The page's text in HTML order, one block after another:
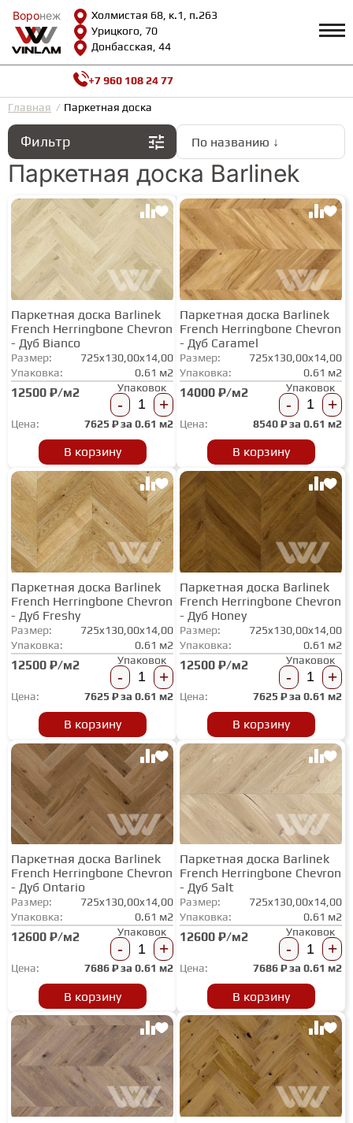
Воронеж
Холмистая 68, к.1, п.263
Урицкого, 70
Донбасская, 44
Воронеж
КАТАЛОГ Профиль
Доставка и оплата
Возврат и гарантии
Сотрудничество
Вопросы и ответы
Видеообзоры
Полезная информация
Как выбрать
Калькулятор
О нас
Контакты
ВИНИЛОВАЯ ПЛИТКА
ЛАМИНАТ
ИНЖЕНЕРНАЯ ДОСКА
ПАРКЕТНАЯ ДОСКА
ТЕРРАСНАЯ ДОСКА
КОВРОВАЯ ПЛИТКА
МОДУЛЬНЫЕ ПВХ
ПОДЛОЖКА
ПЛИНТУС
КЛЕЙ
НАЛИВНОЙ ПОЛ
ГРУНТОВКИ
ТЕПЛЫЙ ПОЛ
ТЕРМОПАРКЕТ
ЭКОМАССИВ
МАССИВНАЯ ДОСКА
ИСКУССТВЕННАЯ ТРАВА
ИНЖЕНЕРНЫЙ МОДУЛЬ
СТУПЕНИ
+7 960 108 24 77
Главная Паркетная доска
Фильтр По названию ↓
Паркетная доска Barlinek
Паркетная доска Barlinek
French Herringbone Chevron
- Дуб Bianco
Размер:
725x130,00x14,00
Упаковка:
0.61 м2
12500 ₽/м2 Упаковок
- +
Цена: 7625 ₽ за 0.61 м2
В корзину
Паркетная доска Barlinek
French Herringbone Chevron
- Дуб Caramel
Размер:
725x130,00x14,00
Упаковка:
0.61 м2
14000 ₽/м2 Упаковок
- +
Цена: 8540₽ за 0.61 м2
В корзину
Паркетная доска Barlinek
French Herringbone Chevron
- Дуб Freshy
Размер:
725x130,00x14,00
Упаковка:
0.61 м2
12500 ₽/м2 Упаковок
- +
Цена: 7625 ₽ за 0.61 м2
В корзину
Паркетная доска Barlinek
French Herringbone Chevron
- Дуб Honey
Размер:
725x130,00x14,00
Упаковка:
0.61 м2
12500 ₽/м2 Упаковок
- +
Цена: 7625 ₽ за 0.61 м2
В корзину
Паркетная доска Barlinek
French Herringbone Chevron
- Дуб Ontario
Размер:
725x130,00x14,00
Упаковка:
0.61 м2
12600 ₽/м2 Упаковок
- +
Цена: 7686₽ за 0.61 м2
В корзину
Паркетная доска Barlinek
French Herringbone Chevron
- Дуб Salt
Размер:
725x130,00x14,00
Упаковка:
0.61 м2
12600 ₽/м2 Упаковок
- +
Цена: 7686₽ за 0.61 м2
В корзину